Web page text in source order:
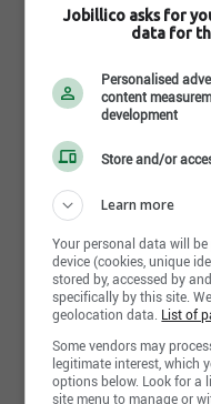
Nous souhaitons
l’épanouissement
et en offrant un
gamme
compétitifs.
et la performance
Medical nous ne
nous livrons des
Medical c'est une
des responsabilités,
innovations qui
Etes-vous prêts à
un milieu de travail
Lire la suite
Photos et
Jobillico asks for
data for
Personalised
content
development
Store and/or
Learn more
Your personal data will
device (cookies, unique
stored by, accessed by
specifically by this site.
geolocation data. List of
Some vendors may
legitimate interest, which
options below. Look for a
site menu to manage or